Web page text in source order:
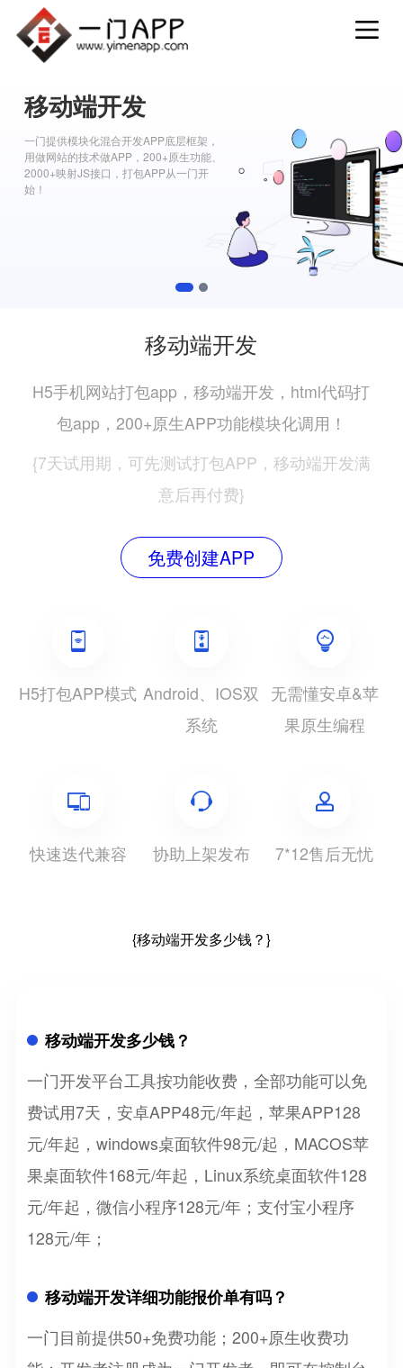
移动端开发
一门提供模块化混合开发APP底层框架，
用做网站的技术做APP，200+原生功能、
2000+映射JS接口，打包APP从一门开
始！
1 2
移动端开发
H5手机网站打包app，移动端开发，html代码打
包app，200+原生APP功能模块化调用！
{7天试用期，可先测试打包APP，移动端开发满
意后再付费}
免费创建APP
H5打包APP模式 Android、IOS双
系统
无需懂安卓&苹
果原生编程
快速迭代兼容 协助上架发布 7*12售后无忧
{移动端开发多少钱？}
移动端开发多少钱？
一门开发平台工具按功能收费，全部功能可以免
费试用7天，安卓APP48元/年起，苹果APP128
元/年起，windows桌面软件98元/起，MACOS苹
果桌面软件168元/年起，Linux系统桌面软件128
元/年起，微信小程序128元/年；支付宝小程序
128元/年；
移动端开发详细功能报价单有吗？
一门目前提供50+免费功能；200+原生收费功